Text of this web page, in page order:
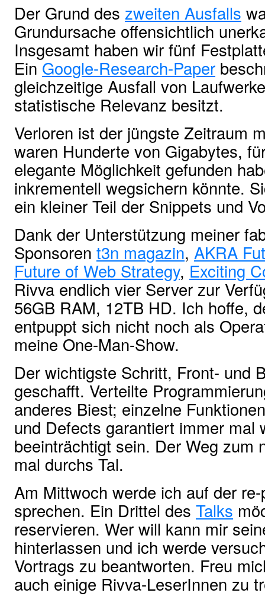
Der Grund des zweiten Ausfalls
Grundursache offensichtlich
Insgesamt haben wir fünf
EinGoogle-Research-Paper
gleichzeitige Ausfall von
statistische Relevanz besitzt.
Verloren ist der jüngste Zeitraum
waren Hunderte von Gigabytes,
elegante Möglichkeit gefunden
inkrementell wegsichern könnte.
ein kleiner Teil der Snippets und
Dank der Unterstützung meiner
Sponsoren t3n magazin, AKRA
Future of Web Strategy, Exciting
Rivva endlich vier Server zur
56GB RAM, 12TB HD. Ich hoffe,
entpuppt sich nicht noch als
meine One-Man-Show.
Der wichtigste Schritt, Front- und
geschafft. Verteilte
anderes Biest; einzelne
und Defects garantiert immer mal
beeinträchtigt sein. Der Weg zum
mal durchs Tal.
Am Mittwoch werde ich auf der
sprechen. Ein Drittel des Talks
reservieren. Wer will kann mir
hinterlassen und ich werde
Vortrags zu beantworten. Freu
auch einige Rivva-LeserInnen zu